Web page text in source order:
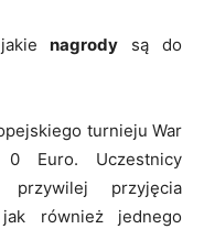
nagrody są do
turnieju War
Euro. Uczestnicy
przywilej przyjęcia
również jednego